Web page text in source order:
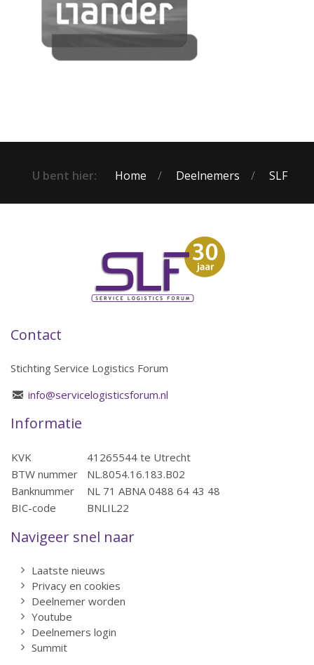
U bent hier: Home Deelnemers SLF
Contact
Stichting Service Logistics Forum
info@servicelogisticsforum.nl
Informatie
KVK
41265544 te Utrecht
BTW nummer
NL.8054.16.183.B02
Banknummer
NL 71 ABNA 0488 64 43 48
BIC-code
BNLIL22
Navigeer snel naar
Laatste nieuws
Privacy en cookies
Deelnemer worden
Youtube
Deelnemers login
Summit